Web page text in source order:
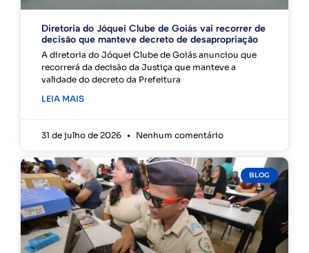
Diretoria do Jóquei Clube de Goiás vai recorrer de
decisão que manteve decreto de desapropriação
A diretoria do Jóquei Clube de Goiás anunciou que
recorrerá da decisão da Justiça que manteve a
validade do decreto da Prefeitura
LEIA MAIS
31 de julho de 2026 Nenhum comentário
BLOG